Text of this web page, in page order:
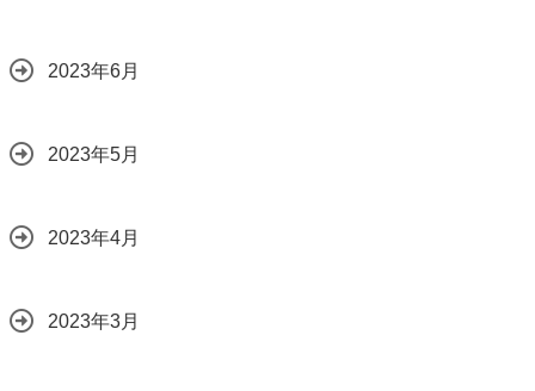
2023年6月
2023年5月
2023年4月
2023年3月